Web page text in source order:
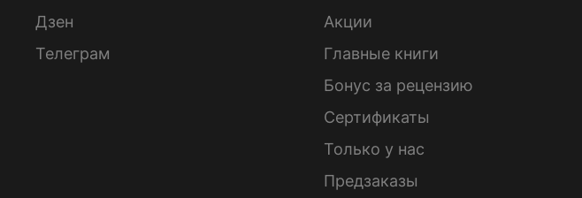
Дзен
Телеграм
Акции
Главные книги
Бонус за рецензию
Сертификаты
Только у нас
Предзаказы